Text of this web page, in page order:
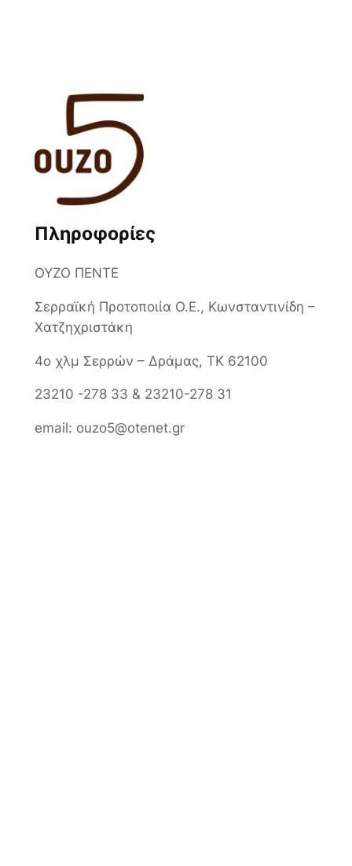
Πληροφορίες
ΟΥΖΟ ΠΕΝΤΕ
Σερραϊκή Προτοποιία Ο.Ε., Κωνσταντινίδη –
Χατζηχριστάκη
4ο χλμ Σερρών – Δράμας, ΤΚ 62100
23210 -278 33 & 23210-278 31
email: ouzo5@otenet.gr